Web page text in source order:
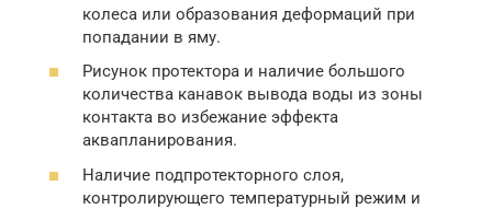
колеса или образования деформаций при
попадании в яму.
Рисунок протектора и наличие большого
количества канавок вывода воды из зоны
контакта во избежание эффекта
аквапланирования.
Наличие подпротекторного слоя,
контролирующего температурный режим и